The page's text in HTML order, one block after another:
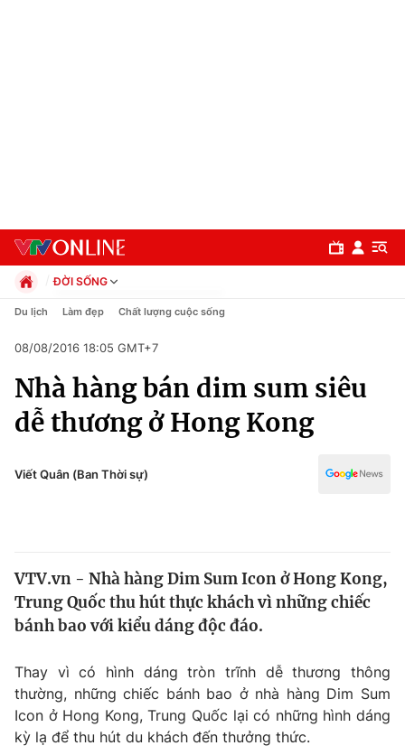
Chuyên mục
Chính trị
Thế giới
Thế giới đó đây
Câu chuyện quốc tế
Kinh tế
Tài chính
Thị trường
Dữ liệu và đời sống
ĐỜI SỐNG
Chính trị
Pháp luật
Kinh tế
Thể thao
Truyền hình
Y tế
Du lịch Làm đẹp Chất lượng cuộc sống
08/08/2016 18:05 GMT+7
Nhà hàng bán dim sum siêu
dễ thương ở Hong Kong
Viết Quân (Ban Thời sự)
VTV.vn - Nhà hàng Dim Sum Icon ở Hong Kong,
Trung Quốc thu hút thực khách vì những chiếc
bánh bao với kiểu dáng độc đáo.
Thay vì có hình dáng tròn trĩnh dễ thương thông
thường, những chiếc bánh bao ở nhà hàng Dim Sum
Icon ở Hong Kong, Trung Quốc lại có những hình dáng
kỳ lạ để thu hút du khách đến thưởng thức.